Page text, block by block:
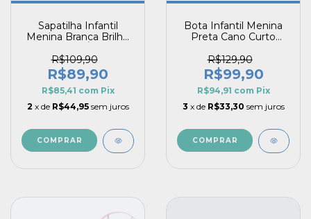
Sapatilha Infantil
Menina Branca Brilho
Primeiros Passos
R$109,90
R$89,90
R$85,41 com Pix
2 x de R$44,95 sem juros
COMPRAR
Bota Infantil Menina
Preta Cano Curto
Com Zíper
R$129,90
R$99,90
R$94,91 com Pix
3 x de R$33,30 sem juros
COMPRAR